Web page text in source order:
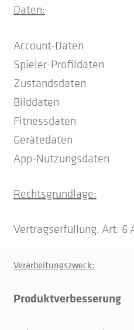
Daten:
Account-Daten
Spieler-Profildaten
Zustandsdaten
Bilddaten
Fitnessdaten
Gerätedaten
App-Nutzungsdaten
Rechtsgrundlage:
Vertragserfüllung, Art. 6
Verarbeitungszweck:
Produktverbesserung